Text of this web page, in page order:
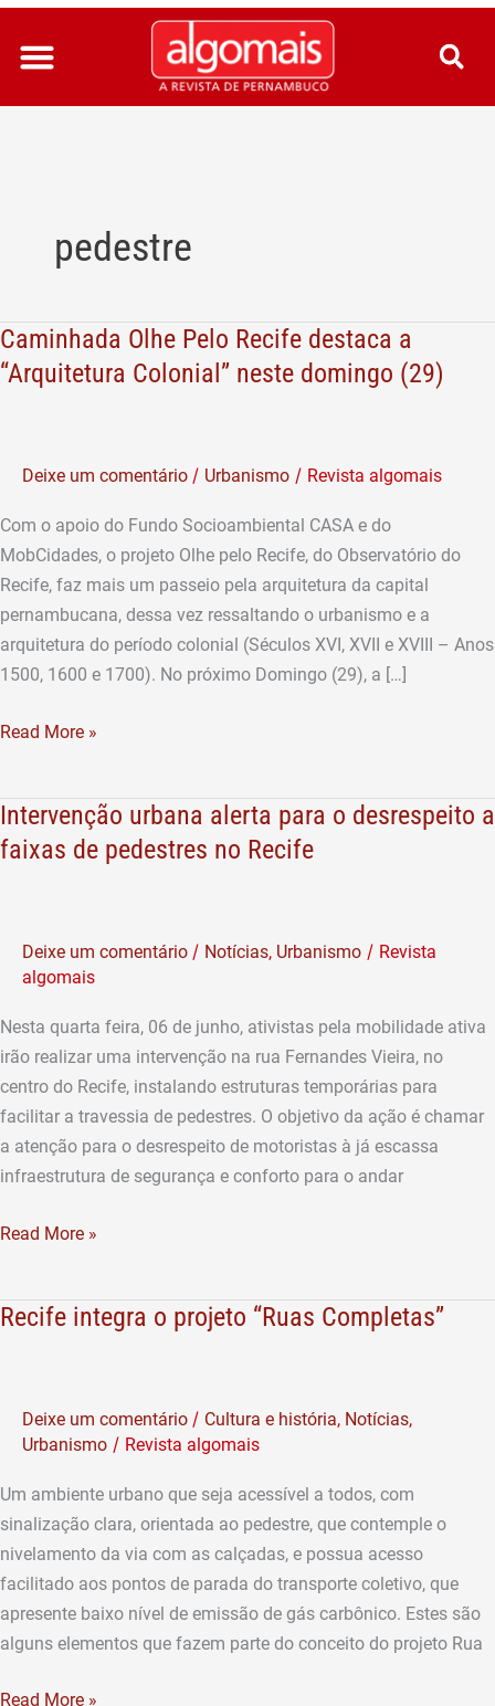
Ir
para
conteúdo
pedestre
Caminhada Olhe Pelo Recife destaca a
“Arquitetura Colonial” neste domingo (29)
Deixe um comentário / Urbanismo / Revista algomais
Com o apoio do Fundo Socioambiental CASA e do
MobCidades, o projeto Olhe pelo Recife, do Observatório do
Recife, faz mais um passeio pela arquitetura da capital
pernambucana, dessa vez ressaltando o urbanismo e a
arquitetura do período colonial (Séculos XVI, XVII e XVIII – Anos
1500, 1600 e 1700). No próximo Domingo (29), a […]
Caminhada
Olhe
“Arquitetura
Colonial”
neste
domingo
Read More »
Intervenção urbana alerta para o desrespeito a
faixas de pedestres no Recife
Deixe um comentário / Notícias, Urbanismo / Revista
algomais
Nesta quarta feira, 06 de junho, ativistas pela mobilidade ativa
irão realizar uma intervenção na rua Fernandes Vieira, no
centro do Recife, instalando estruturas temporárias para
facilitar a travessia de pedestres. O objetivo da ação é chamar
a atenção para o desrespeito de motoristas à já escassa
infraestrutura de segurança e conforto para o andar
Intervenção
urbana
desrespeito
faixas
de
pedestres
no
Recife
Read More »
Recife integra o projeto “Ruas Completas”
Deixe um comentário / Cultura e história, Notícias,
Urbanismo / Revista algomais
Um ambiente urbano que seja acessível a todos, com
sinalização clara, orientada ao pedestre, que contemple o
nivelamento da via com as calçadas, e possua acesso
facilitado aos pontos de parada do transporte coletivo, que
apresente baixo nível de emissão de gás carbônico. Estes são
alguns elementos que fazem parte do conceito do projeto Rua
Recife
“Ruas
Read More »